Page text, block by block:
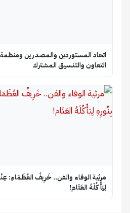
اتحاد المستوردين والمصدرين
التعاون والتنسيق المشترك
​مرثية الوفاء والفن.. خَرِيفُ العُظَمَاءِ:
لِيَأْكُلَهُ العَتَام!